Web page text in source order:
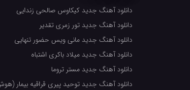
امید ذاکری
دانلود آهنگ جدید کیکاوس صالحی زندایی
دانلود آهنگ جدید تور زمری تقدیر
دانلود آهنگ جدید مانی ویس حضور تنهایی
دانلود آهنگ جدید میلاد باکری اشتباه
دانلود آهنگ جدید مستر تروما
دانلود آهنگ جدید توحید پیری قراقیه بیمار